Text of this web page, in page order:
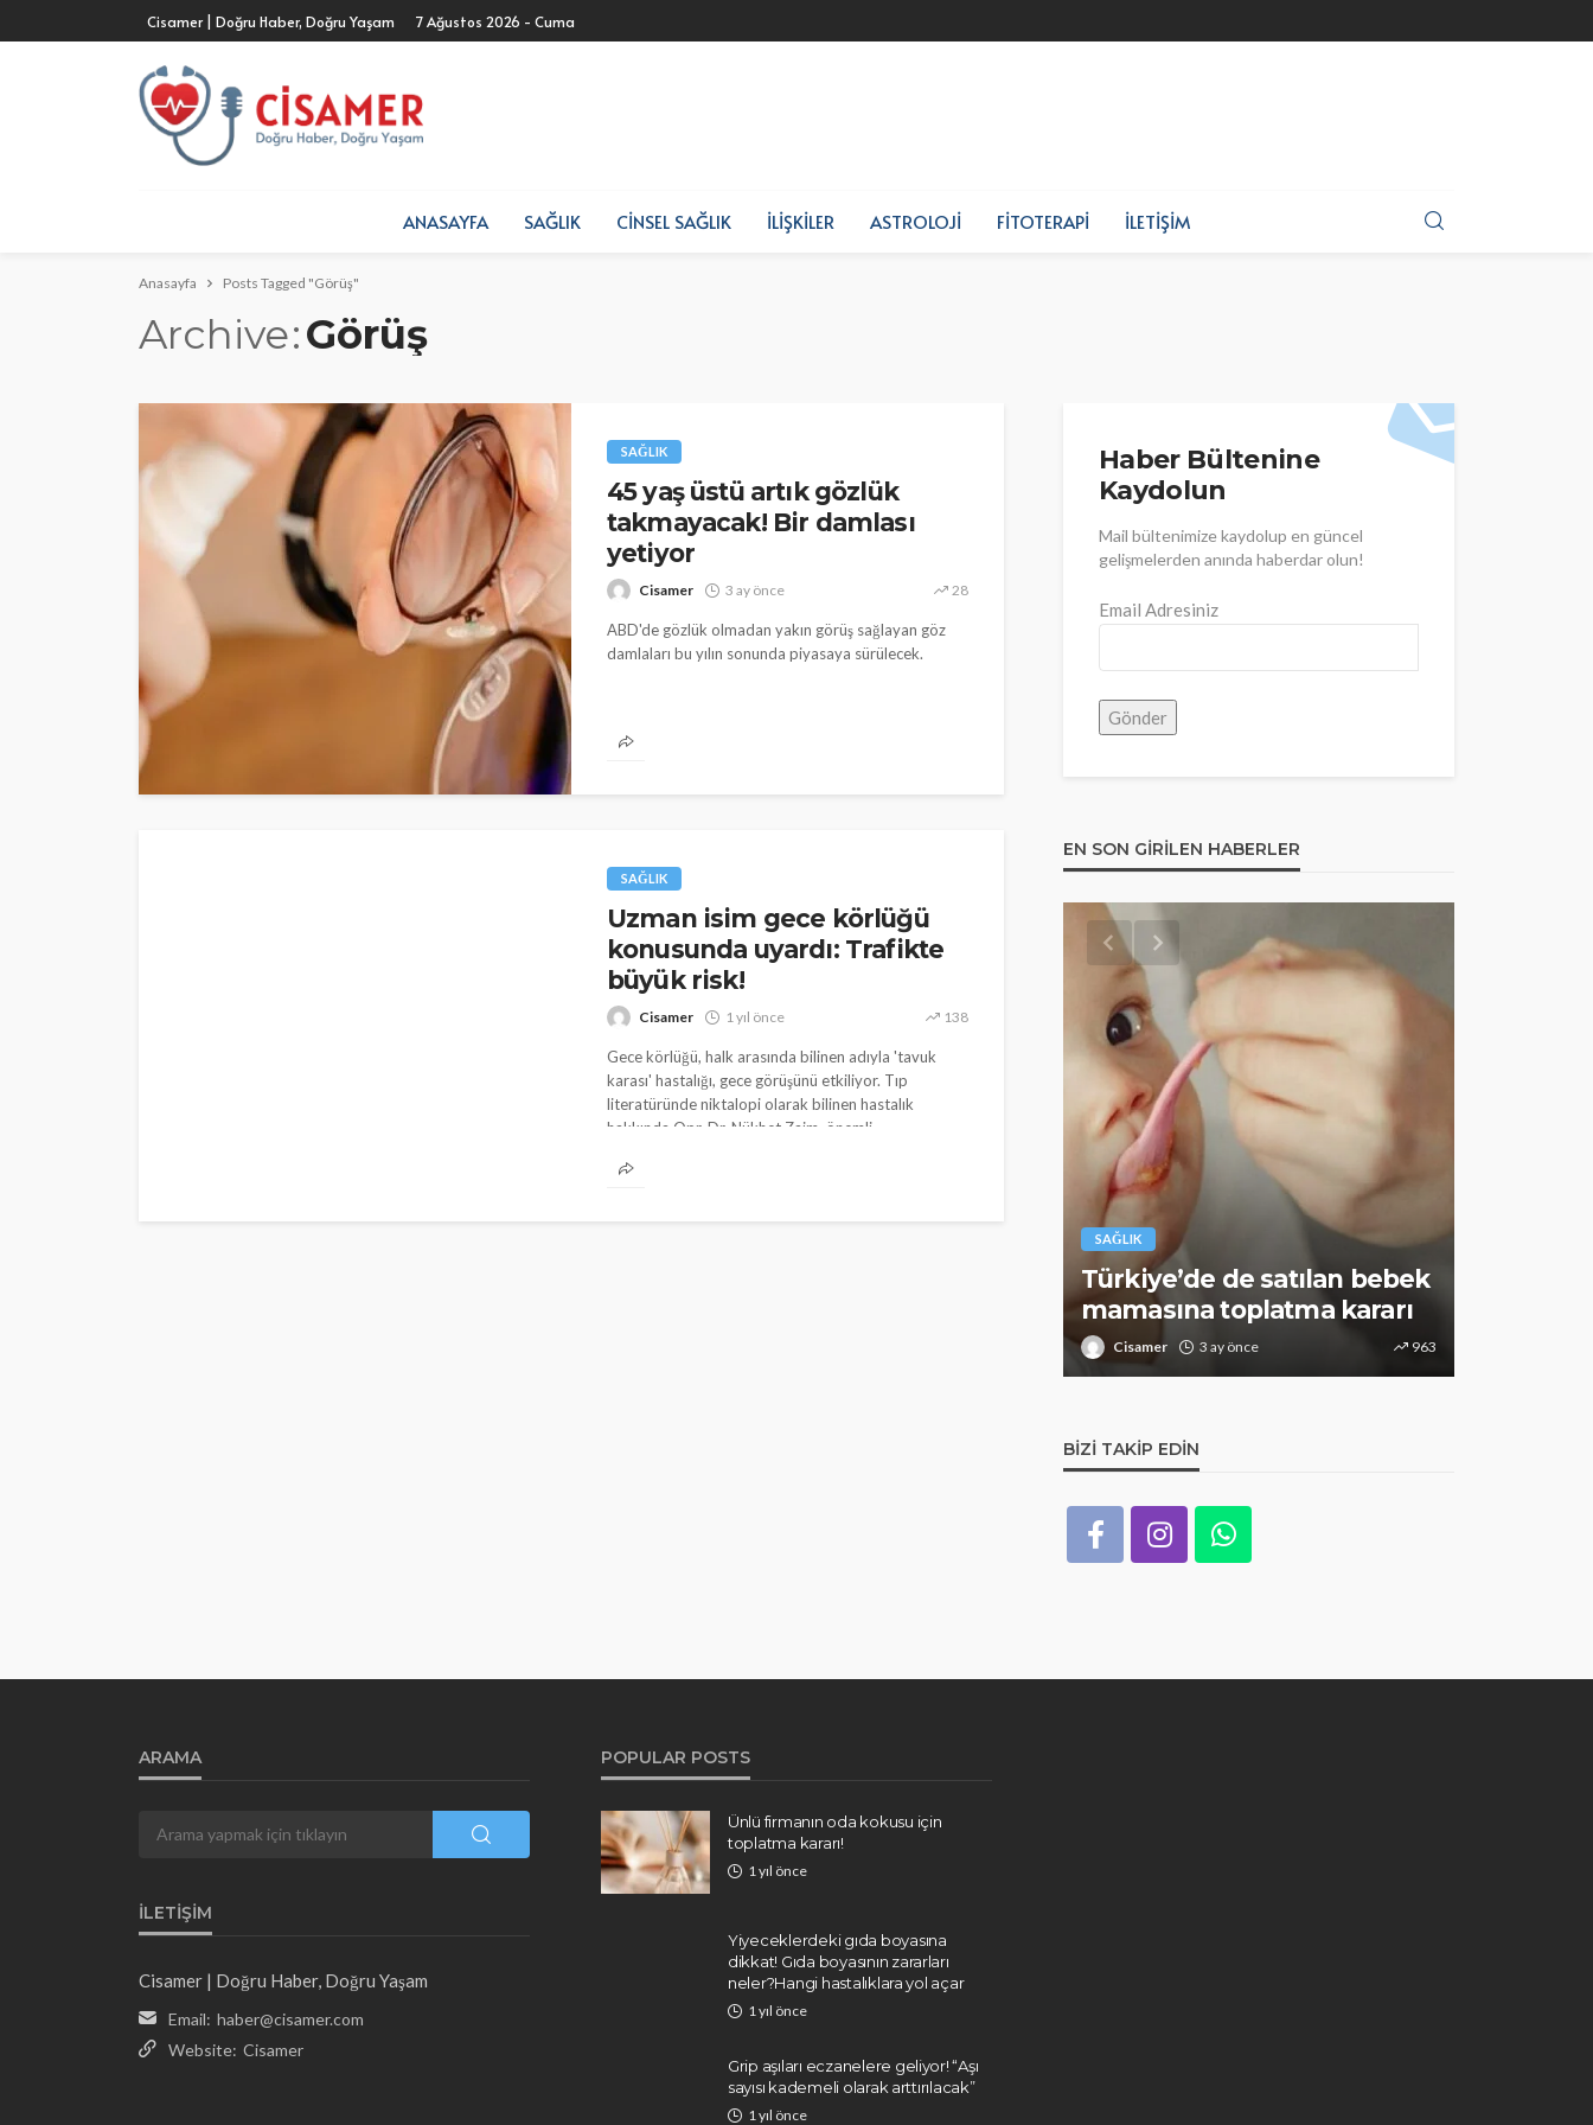
Cisamer | Doğru Haber, Doğru Yaşam 7 Ağustos 2026 - Cuma
ANASAYFA SAĞLIK CINSEL SAĞLIK İLIŞKILER ASTROLOJI FITOTERAPI İLETIŞIM
Anasayfa Posts Tagged "Görüş"
Archive Görüş
SAĞLIK
45 yaş üstü artık gözlük
takmayacak! Bir damlası
yetiyor
Cisamer 3 ay önce 28
ABD'de gözlük olmadan yakın görüş sağlayan göz
damlaları bu yılın sonunda piyasaya sürülecek.
SAĞLIK
Uzman isim gece körlüğü
konusunda uyardı: Trafikte
büyük risk!
Cisamer 1 yıl önce 138
Gece körlüğü, halk arasında bilinen adıyla 'tavuk
karası' hastalığı, gece görüşünü etkiliyor. Tıp
literatüründe niktalopi olarak bilinen hastalık
hakkında Opr. Dr. Nükhet Zaim, önemli
olduğuna dikkat çekti.
Haber Bültenine
Kaydolun
Mail bültenimize kaydolup en güncel
gelişmelerden anında haberdar olun!
Email Adresiniz
EN SON GIRILEN HABERLER
Türkiye’de de satılan bebek
mamasına toplatma kararı
3 ay önce 963
SAĞLIK
Alzheimer riskini
Bunu mutlaka
Cisamer 3 ay önce
BIZI TAKIP EDIN
ARAMA
İLETIŞIM
Cisamer | Doğru Haber, Doğru Yaşam
Email: haber@cisamer.com
Website: Cisamer
POPULAR POSTS
Ünlü firmanın oda kokusu için
toplatma kararı!
1 yıl önce
Yiyeceklerdeki gıda boyasına
dikkat! Gıda boyasının zararları
neler?Hangi hastalıklara yol açar
1 yıl önce
Grip aşıları eczanelere geliyor! “Aşı
sayısı kademeli olarak arttırılacak”
1 yıl önce